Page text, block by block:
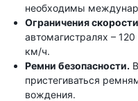
необходимы
Ограничения скорости
автомагистралях –
км/ч.
Ремни безопасности.
пристегиваться
вождения.